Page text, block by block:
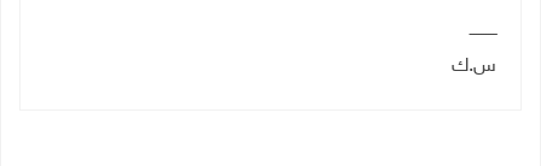
ـــــــــــ
س.ك